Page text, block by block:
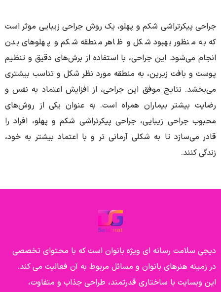
جراحی پیکرتراشی شکم و پهلو، یک روش جراحی زیبایی موثر است
که به منظور بهبود شکل و ظاهر منطقه شکم و پهلوهای بدن
انجام می‌شود. این جراحی، با استفاده از برش‌های دقیق و تنظیم
پوست و بافت زیرین، به منطقه مورد نظر شکل و تناسب بیشتری
می‌بخشد. نتایج موفق این جراحی، از افزایش اعتماد به نفس و
رضایت بیشتر بیماران همراه است. به عنوان یکی از روش‌های
محبوب جراحی زیبایی، جراحی پیکرتراشی شکم و پهلو، افراد را
قادر می‌سازد تا به شکلی آرمانی تر و با اعتماد بیشتر به خود،
زندگی کنند.
دیجی سلامت رسانه ای ویژه بانوان است که با محتوای تخصصی
در زمینه هنرهای بانوان و مسائل مربوط به آن فعالیت می کند.
این وبسایت با ساختاری قدرتمند، طراحی جذاب و متفاوت،